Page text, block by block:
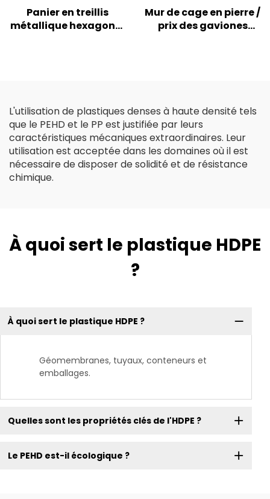
Panier en treillis
métallique hexagonal
Mur de cage en pierre /
prix des gaviones
L'utilisation de plastiques denses à haute densité tels
que le PEHD et le PP est justifiée par leurs
caractéristiques mécaniques extraordinaires. Leur
utilisation est acceptée dans les domaines où il est
nécessaire de disposer de solidité et de résistance
chimique.
À quoi sert le plastique HDPE
?
À quoi sert le plastique HDPE ?
Géomembranes, tuyaux, conteneurs et
emballages.
Quelles sont les propriétés clés de l'HDPE ?
Le PEHD est-il écologique ?